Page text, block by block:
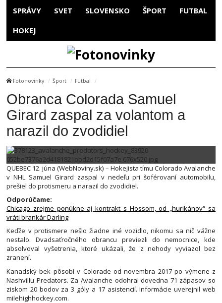
SPRÁVY SVET SLOVENSKO ŠPORT FUTBAL
HOKEJ
Fotonovinky Šport Futbal
Obranca Colorada Samuel
Girard zaspal za volantom a
narazil do zvodidiel
QUEBEC 12. júna (WebNoviny.sk) – Hokejista tímu Colorado Avalanche
v NHL Samuel Girard zaspal v nedeľu pri šoférovaní automobilu,
prešiel do protismeru a narazil do zvodidiel.
Odporúčame:
Chicago zrejme ponúkne aj kontrakt s Hossom, od „hurikánov“ sa
vráti brankár Darling
Keďže v protismere nešlo žiadne iné vozidlo, nikomu sa nič vážne
nestalo. Dvadsaťročného obrancu previezli do nemocnice, kde
absolvoval vyšetrenia, ktoré ukázali, že z nehody vyviazol bez
zranení.
Kanadský bek pôsobí v Colorade od novembra 2017 po výmene z
Nashvillu Predators. Za Avalanche odohral dovedna 71 zápasov so
ziskom 20 bodov za 3 góly a 17 asistencií. Informácie uverejnil web
milehighhockey.com.